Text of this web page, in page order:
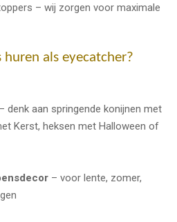
– wij zorgen voor maximale
als eyecatcher?
– denk aan springende konijnen met
Kerst, heksen met Halloween of
– voor lente, zomer,